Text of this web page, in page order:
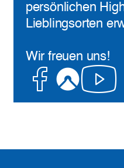
persönlichen
Lieblingsorten
Wir freuen uns!
Facebook
KomootYoutube